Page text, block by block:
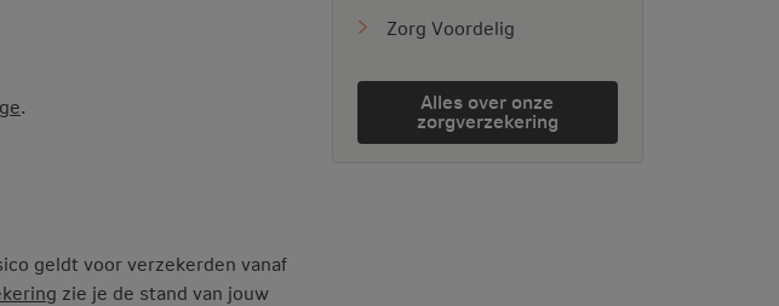
.
geldt voor verzekerden vanaf
zie je de stand van jouw
Zorg Voordelig
Alles over onze
zorgverzekering